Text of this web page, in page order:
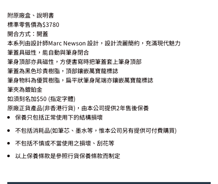
附原廠盒、說明書
標準零售價為$3780
開合方式：開蓋
本系列由設計師Marc Newson 設計，設計流麗簡約，充滿現代魅力
筆蓋具磁性，能自動與筆身閉合
筆身頂部亦具磁性，方便書寫時把筆蓋套上筆身頂部
筆蓋為黑色珍貴樹脂，頂部鑲嵌萬寶龍標誌
筆身物料為優質樹脂，扁平狀筆身尾端亦鑲嵌萬寶龍標誌
筆夾為鍍鉑金
如須刻名加$50 (指定字體)
原廠正貨產品(非香港行貨)，由本公司提供2年售後保養
保養只包括正常使用下的結構損壞
不包括消耗品(如筆芯、墨水等，惟本公司另有提供可付費購買)
不包括不慎或不當使用之損壞、刮花等
以上保養條款是參照行貨保養條款而制定